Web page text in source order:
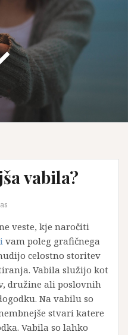
vabila?
veste, kje naročiti
vam poleg grafičnega
celostno storitev
Vabila služijo kot
družine ali poslovnih
Na vabilu so
stvari katere
Vabila so lahko